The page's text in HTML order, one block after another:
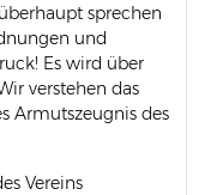
sprechen
und
Es wird über
verstehen das
Armutszeugnis des
Vereins